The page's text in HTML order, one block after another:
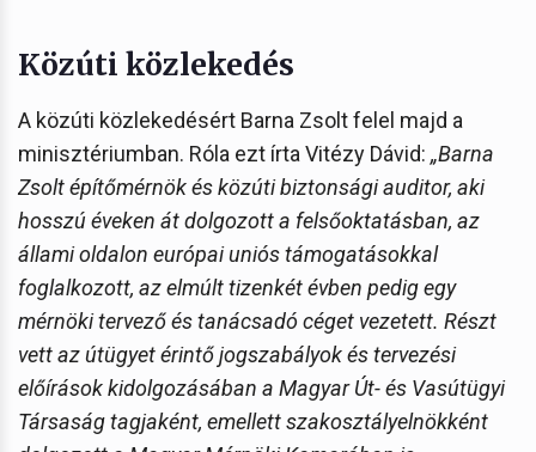
Közúti közlekedés
A közúti közlekedésért Barna Zsolt felel majd a
minisztériumban. Róla ezt írta Vitézy Dávid: „Barna
Zsolt építőmérnök és közúti biztonsági auditor, aki
hosszú éveken át dolgozott a felsőoktatásban, az
állami oldalon európai uniós támogatásokkal
foglalkozott, az elmúlt tizenkét évben pedig egy
mérnöki tervező és tanácsadó céget vezetett. Részt
vett az útügyet érintő jogszabályok és tervezési
előírások kidolgozásában a Magyar Út- és Vasútügyi
Társaság tagjaként, emellett szakosztályelnökként